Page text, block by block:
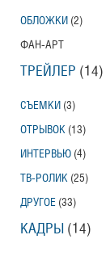
ОБЛОЖКИ (2)
ФАН-АРТ
ТРЕЙЛЕР (14)
СЪЕМКИ (3)
ОТРЫВОК (13)
ИНТЕРВЬЮ (4)
ТВ-РОЛИК (25)
ДРУГОЕ (33)
КАДРЫ (14)